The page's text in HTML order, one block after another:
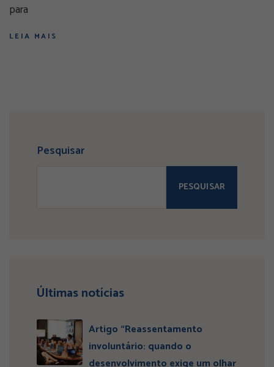
para
LEIA MAIS
Pesquisar
PESQUISAR
Últimas notícias
Artigo “Reassentamento
involuntário: quando o